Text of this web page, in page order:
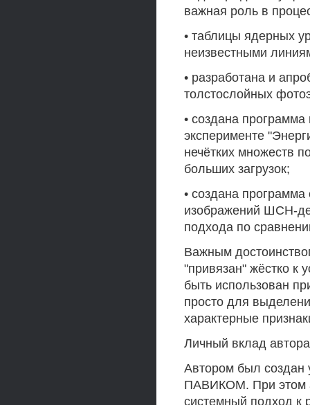
важная роль в
• таблицы ядерных
неизвестными
• разработана и
толстослойных
• создана
эксперименте
нечётких множеств
больших загрузок;
• создана
изображений ШСН-
подхода по
Важным
"привязан" жёстко к
быть использован
просто для
характерные
Личный вклад
Автором был создан
ПАВИКОМ. При этом
системный подход к